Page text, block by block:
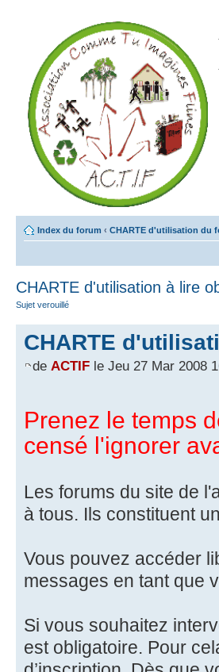
Index du forum ‹ CHARTE d'utilisation du
CHARTE d'utilisation à lire
Sujet verouillé
CHARTE
de ACTIF le Jeu 27 Mar 2008
Prenez le temps
censé l'ignorer
Les forums du site de
à tous. Ils constituent
Vous pouvez accéder
messages en tant que
Si vous souhaitez
est obligatoire. Pour